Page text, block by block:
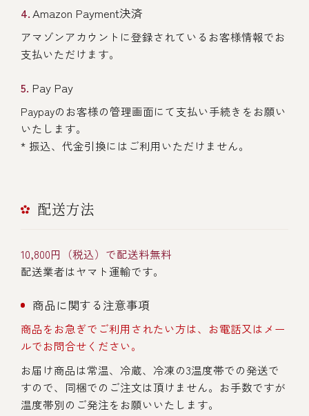
Amazon Payment決済
アマゾンアカウントに登録されているお客様情報でお
支払いただけます。
Pay Pay
Paypayのお客様の管理画面にて支払い手続きをお願い
いたします。
* 振込、代金引換にはご利用いただけません。
配送方法
10,800円（税込）で配送料無料
配送業者はヤマト運輸です。
商品に関する注意事項
商品をお急ぎでご利用されたい方は、お電話又はメー
ルでお問合せください。
お届け商品は常温、冷蔵、冷凍の3温度帯での発送で
すので、同梱でのご注文は頂けません。お手数ですが
温度帯別のご発注をお願いいたします。